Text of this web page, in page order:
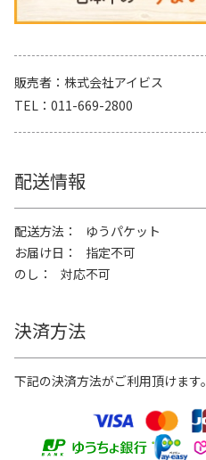
販売者
株式会社アイビス
TEL
011-669-2800
配送情報
配送方法
ゆうパケット
お届け日
指定不可
のし
対応不可
決済方法
下記の決済方法がご利用頂けます。